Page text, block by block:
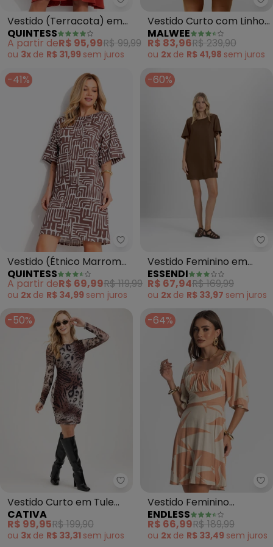
Quintess - Vestido (Terracota)
Vestido (Terracota) em
Malha de Viscose
QUINTESS
A partir deR$ 95,99R$ 99,99
ou 3x de R$ 31,99 sem juros
Vestido Curto com Linho
(Verde)
MALWEE
R$ 83,96R$ 239,90
ou 2x de R$ 41,98 sem juros
-41%
Quintess - Vestido (Étnico
Vestido (Étnico Marrom)
em Malha Fria
QUINTESS
A partir deR$ 69,99R$ 119,99
ou 2x de R$ 34,99 sem juros
-60%
Vestido Feminino em
Viscose (Marrom)
ESSENDI
R$ 67,94R$ 169,99
ou 2x de R$ 33,97 sem juros
-50%
Vestido Curto em Tule
(Marrom Escuro)
CATIVA
R$ 99,95R$ 199,90
ou 3x de R$ 33,31 sem juros
-64%
Vestido Feminino
Estampado (Marrom)
ENDLESS
R$ 66,99R$ 189,99
ou 2x de R$ 33,49 sem juros